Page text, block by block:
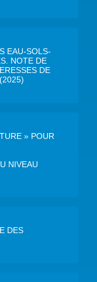
EAU-SOLS-
NOTE DE
DE
» POUR
NIVEAU
DES